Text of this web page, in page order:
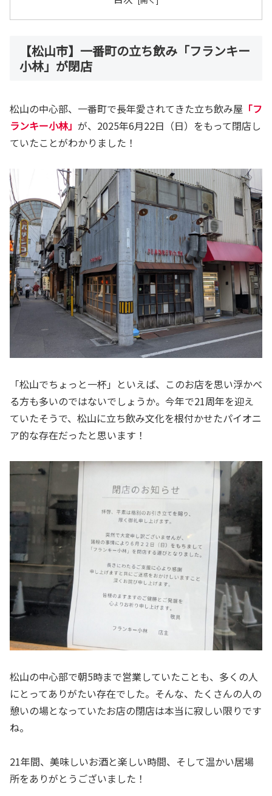
【松山市】一番町の立ち飲み「フランキー
小林」が閉店
松山の中心部、一番町で長年愛されてきた立ち飲み屋 「フ
ランキー小林」 が、2025年6月22日（日）をもって閉店し
ていたことがわかりました！
「松山でちょっと一杯」といえば、このお店を思い浮かべ
る方も多いのではないでしょうか。今年で21周年を迎え
ていたそうで、松山に立ち飲み文化を根付かせたパイオニ
ア的な存在だったと思います！
松山の中心部で朝5時まで営業していたことも、多くの人
にとってありがたい存在でした。そんな、たくさんの人の
憩いの場となっていたお店の閉店は本当に寂しい限りです
ね。
21年間、美味しいお酒と楽しい時間、そして温かい居場
所をありがとうございました！